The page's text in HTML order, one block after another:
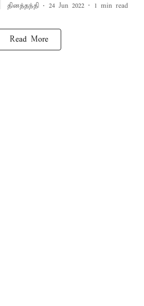
தினத்தந்தி 24 Jun 2022 1 min read
Read More